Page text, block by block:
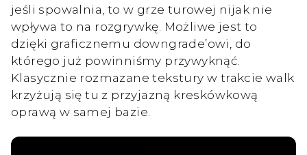
jeśli spowalnia, to w grze turowej nijak nie
wpływa to na rozgrywkę. Możliwe jest to
dzięki graficznemu downgrade’owi, do
którego już powinniśmy przywyknąć.
Klasycznie rozmazane tekstury w trakcie walk
krzyżują się tu z przyjazną kreskówkową
oprawą w samej bazie.